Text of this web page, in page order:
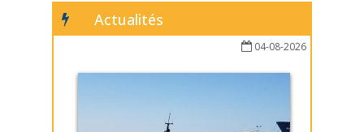
Actualités
04-08-2026